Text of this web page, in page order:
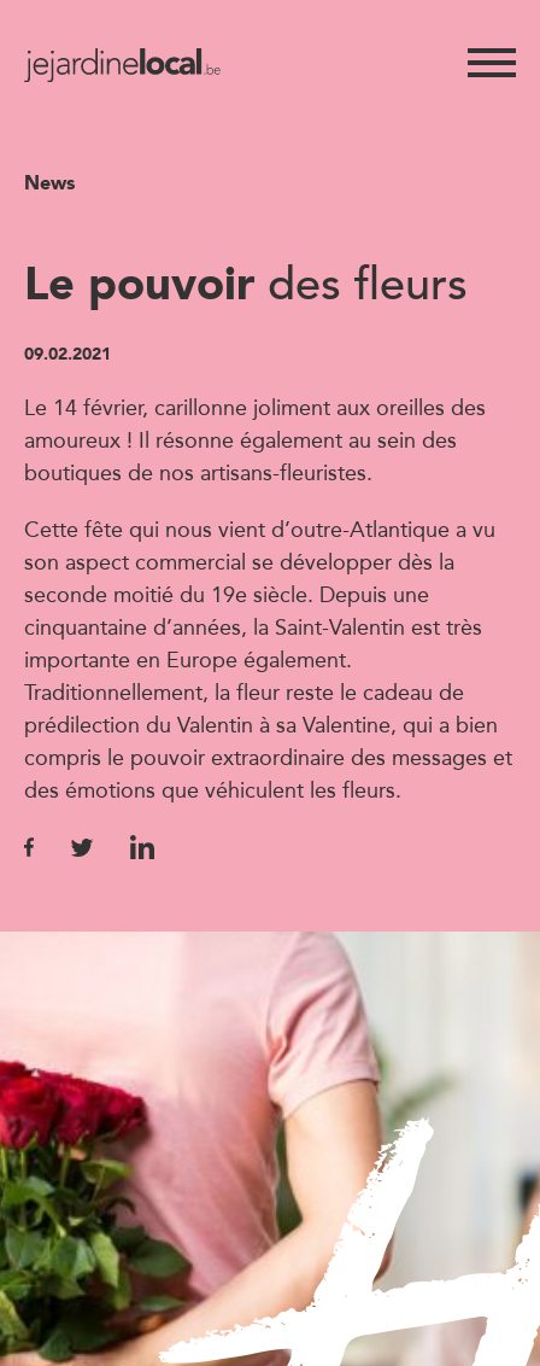
News
Le pouvoir des fleurs
09.02.2021
Le 14 février, carillonne joliment aux oreilles des
amoureux ! Il résonne également au sein des
boutiques de nos artisans-fleuristes.
Cette fête qui nous vient d’outre-Atlantique a vu
son aspect commercial se développer dès la
seconde moitié du 19e siècle. Depuis une
cinquantaine d’années, la Saint-Valentin est très
importante en Europe également.
Traditionnellement, la fleur reste le cadeau de
prédilection du Valentin à sa Valentine, qui a bien
compris le pouvoir extraordinaire des messages et
des émotions que véhiculent les fleurs.